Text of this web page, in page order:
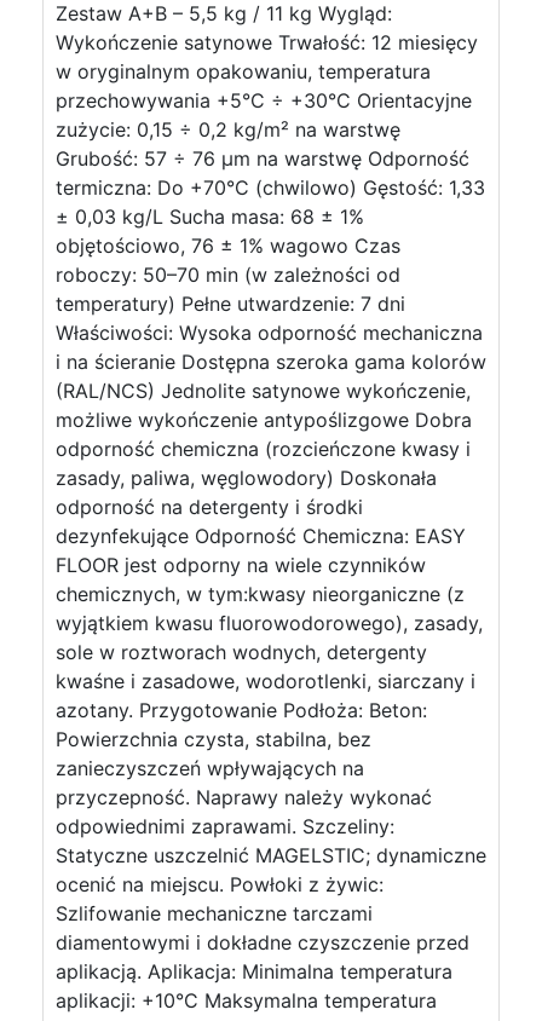
Zestaw A+B – 5,5 kg / 11 kg Wygląd:
Wykończenie satynowe Trwałość: 12 miesięcy
w oryginalnym opakowaniu, temperatura
przechowywania +5°C ÷ +30°C Orientacyjne
zużycie: 0,15 ÷ 0,2 kg/m² na warstwę
Grubość: 57 ÷ 76 µm na warstwę Odporność
termiczna: Do +70°C (chwilowo) Gęstość: 1,33
± 0,03 kg/L Sucha masa: 68 ± 1%
objętościowo, 76 ± 1% wagowo Czas
roboczy: 50–70 min (w zależności od
temperatury) Pełne utwardzenie: 7 dni
Właściwości: Wysoka odporność mechaniczna
i na ścieranie Dostępna szeroka gama kolorów
(RAL/NCS) Jednolite satynowe wykończenie,
możliwe wykończenie antypoślizgowe Dobra
odporność chemiczna (rozcieńczone kwasy i
zasady, paliwa, węglowodory) Doskonała
odporność na detergenty i środki
dezynfekujące Odporność Chemiczna: EASY
FLOOR jest odporny na wiele czynników
chemicznych, w tym:kwasy nieorganiczne (z
wyjątkiem kwasu fluorowodorowego), zasady,
sole w roztworach wodnych, detergenty
kwaśne i zasadowe, wodorotlenki, siarczany i
azotany. Przygotowanie Podłoża: Beton:
Powierzchnia czysta, stabilna, bez
zanieczyszczeń wpływających na
przyczepność. Naprawy należy wykonać
odpowiednimi zaprawami. Szczeliny:
Statyczne uszczelnić MAGELSTIC; dynamiczne
ocenić na miejscu. Powłoki z żywic:
Szlifowanie mechaniczne tarczami
diamentowymi i dokładne czyszczenie przed
aplikacją. Aplikacja: Minimalna temperatura
aplikacji: +10°C Maksymalna temperatura